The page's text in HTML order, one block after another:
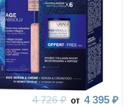
4 726 ₽ от 4 395 ₽